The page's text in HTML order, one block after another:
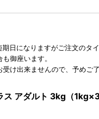
日になりますがご注文のタ
御座います。
け出来ませんので、予めご了
ス アダルト 3kg（